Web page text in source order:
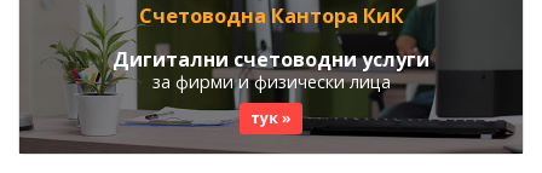
Счетоводна Кантора КиК
Дигитални счетоводни услуги
за фирми и физически лица
тук »